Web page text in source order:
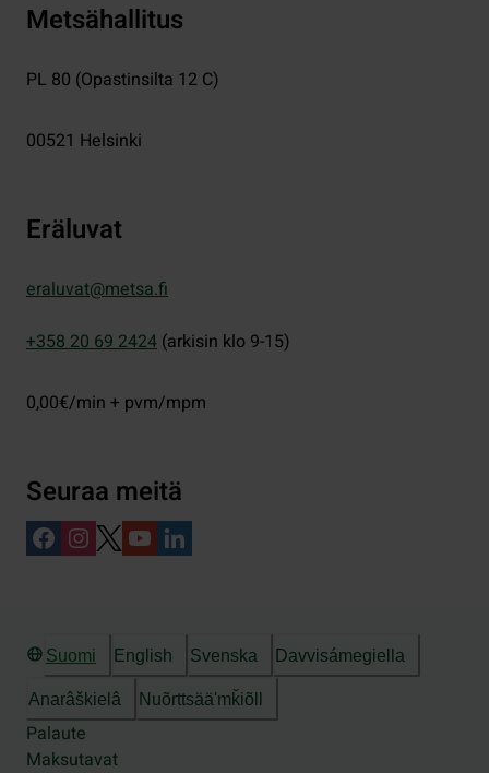
Metsähallitus
PL 80 (Opastinsilta 12 C)
00521 Helsinki
Eräluvat
eraluvat@metsa.fi
+358 20 69 2424 (arkisin klo 9-15)
0,00€/min + pvm/mpm
Seuraa meitä
Suomi English Svenska Davvisámegiella
Anarâškielâ Nuõrttsääʹmǩiõll
Palaute
Maksutavat